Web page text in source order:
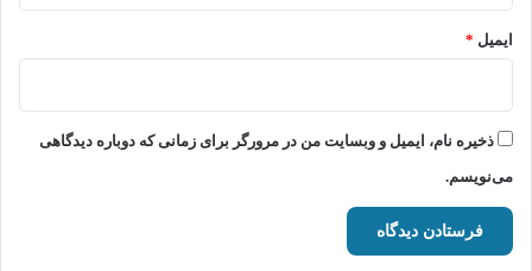
ایمیل *
ذخیره نام، ایمیل و وبسایت من در مرورگر برای زمانی که دوباره دیدگاهی
می‌نویسم.